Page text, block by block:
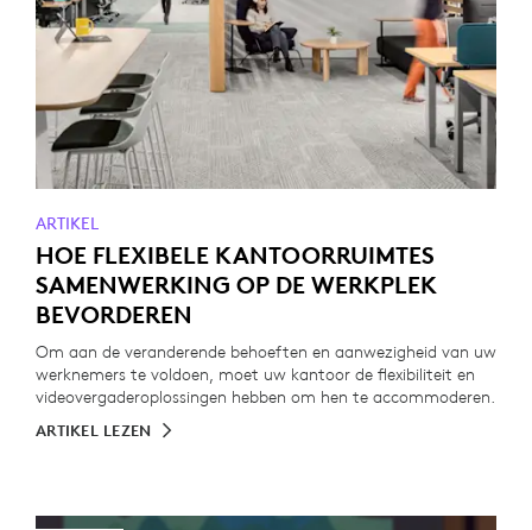
ARTIKEL
HOE FLEXIBELE KANTOORRUIMTES
SAMENWERKING OP DE WERKPLEK
BEVORDEREN
Om aan de veranderende behoeften en aanwezigheid van uw
werknemers te voldoen, moet uw kantoor de flexibiliteit en
videovergaderoplossingen hebben om hen te accommoderen.
ARTIKEL LEZEN